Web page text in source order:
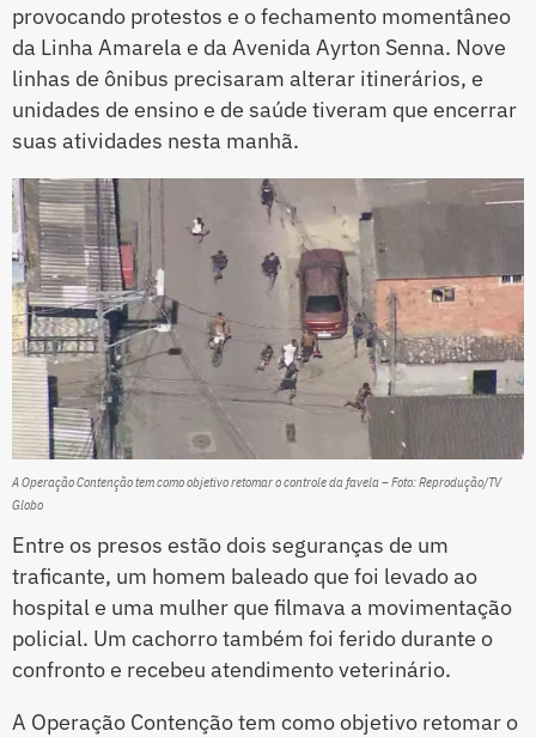
provocando protestos e o fechamento momentâneo
da Linha Amarela e da Avenida Ayrton Senna. Nove
linhas de ônibus precisaram alterar itinerários, e
unidades de ensino e de saúde tiveram que encerrar
suas atividades nesta manhã.
A Operação Contenção tem como objetivo retomar o controle da favela – Foto: Reprodução/TV
Globo
Entre os presos estão dois seguranças de um
traficante, um homem baleado que foi levado ao
hospital e uma mulher que filmava a movimentação
policial. Um cachorro também foi ferido durante o
confronto e recebeu atendimento veterinário.
A Operação Contenção tem como objetivo retomar o